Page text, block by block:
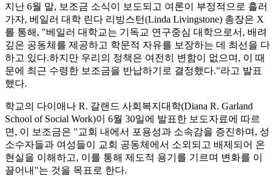
지난 6월 말, 보조금 소식이 보도되고 여론이 부정적으로 흘러
가자, 베일러 대학 린다 리빙스턴(Linda Livingstone) 총장은 X
를 통해, "베일러 대학교는 기독교 연구중심 대학으로서, 배려
깊은 공동체를 제공하고 학문적 자유를 보장하는 데 최선을 다
하고 있다.하지만 우리의 정책은 여전히 변함이 없으며, 이 때
문에 최근 수령한 보조금을 반납하기로 결정했다."라고 발표
했다.
학교의 다이애나 R. 갈랜드 사회복지대학(Diana R. Garland
School of Social Work)이 6월 30일에 발표한 보도자료에 따르
면, 이 보조금은 "교회 내에서 포용성과 소속감을 증진하며, 성
소수자들과 여성들이 교회 공동체에서 소외되고 배제되어 온
현실을 이해하고, 이를 통해 제도적 용기를 기르며 변화를 이
끌어내"는 것을 목표로 한다.